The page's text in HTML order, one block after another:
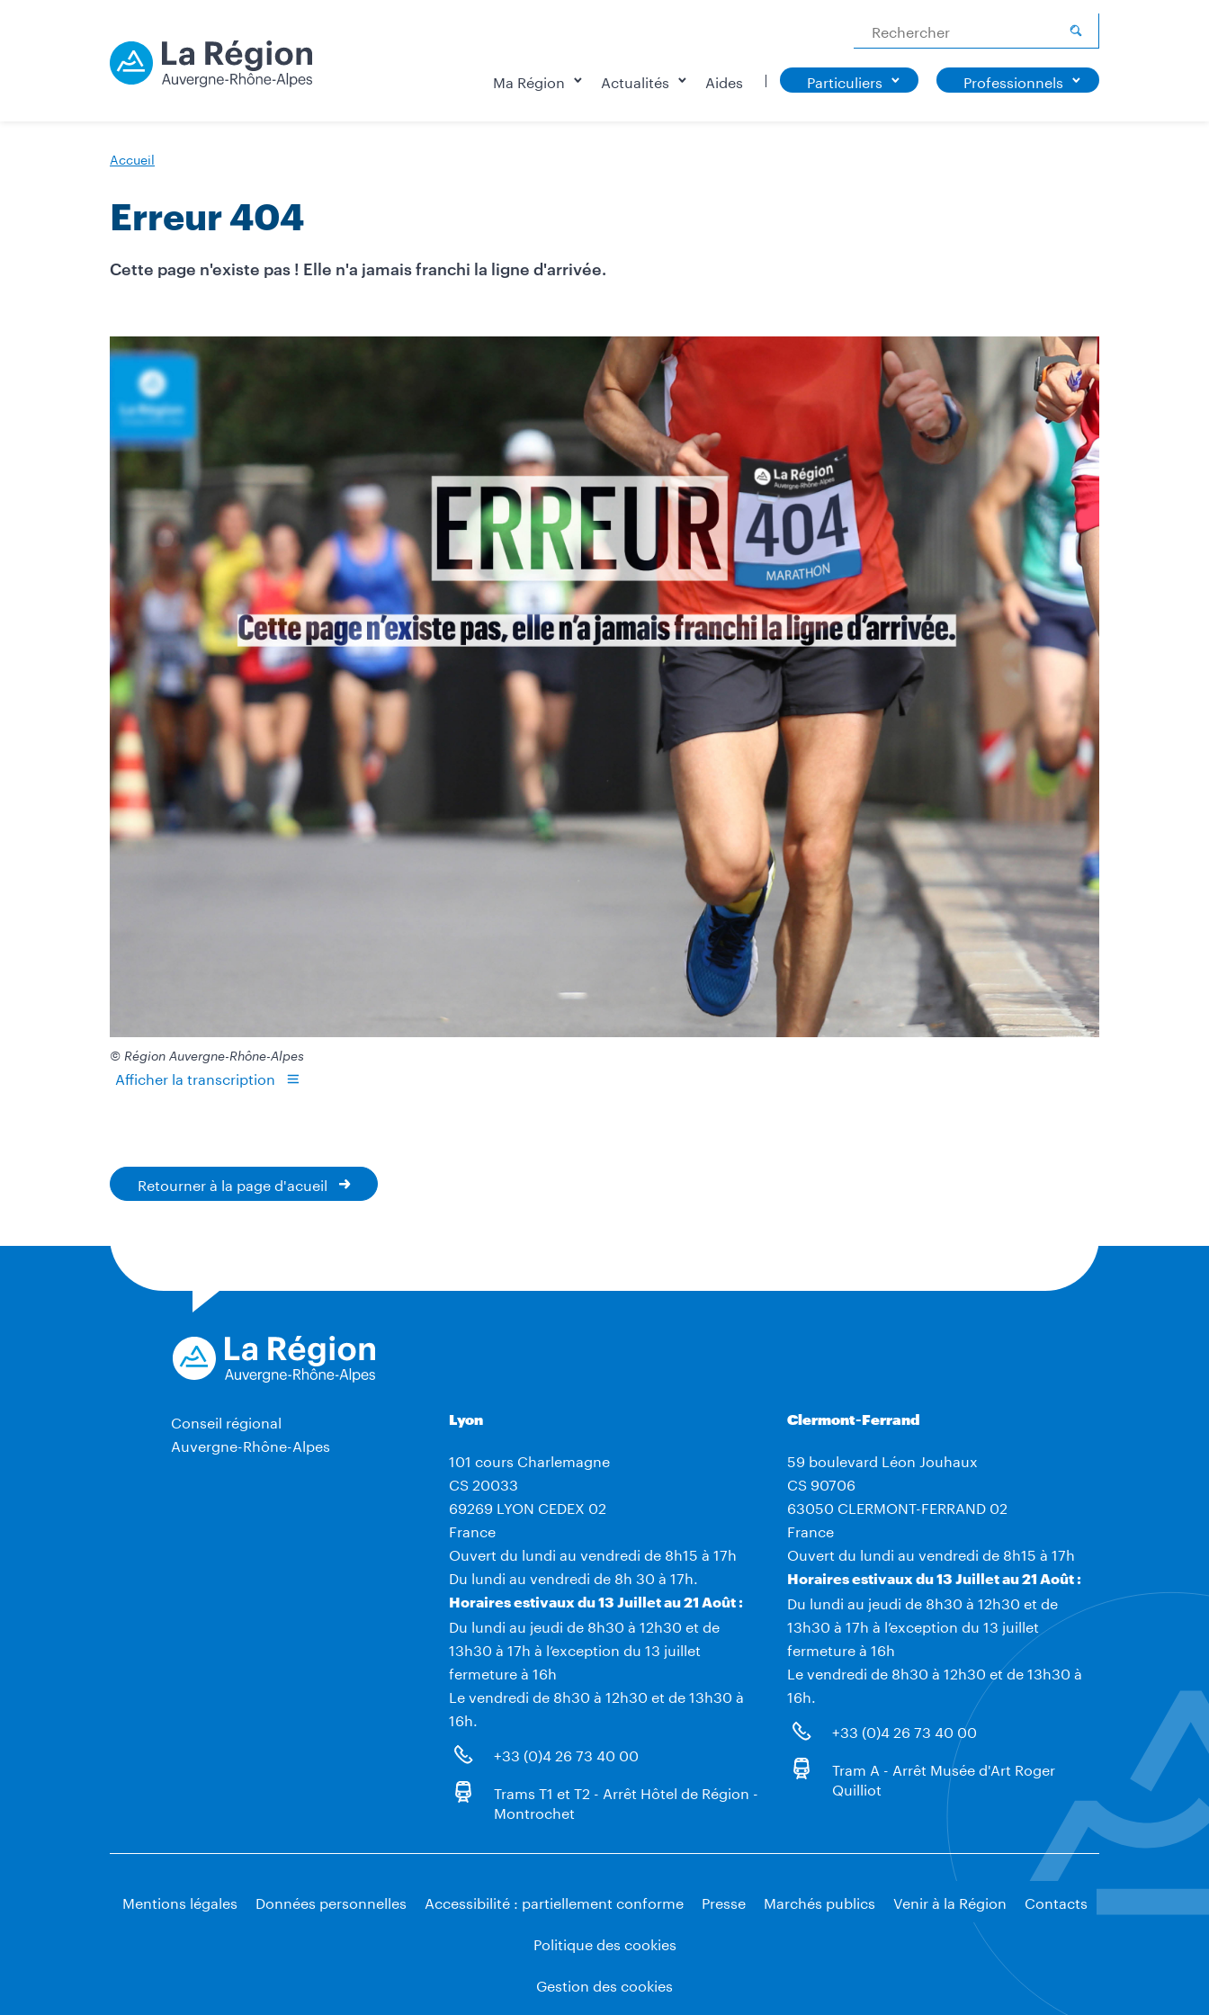
Rechercher
Ma Région Actualités Aides Particuliers Professionnels
Accueil
Erreur 404
Cette page n'existe pas ! Elle n'a jamais franchi la ligne d'arrivée.
© Région Auvergne-Rhône-Alpes
Afficher la transcription
Retourner à la page d'acueil
Conseil régional
Auvergne-Rhône-Alpes
Lyon
101 cours Charlemagne
CS 20033
69269 LYON CEDEX 02
France
Ouvert du lundi au vendredi de 8h15 à 17h
Du lundi au vendredi de 8h 30 à 17h.
Horaires estivaux du 13 Juillet au 21 Août :
Du lundi au jeudi de 8h30 à 12h30 et de
13h30 à 17h à l’exception du 13 juillet
fermeture à 16h
Le vendredi de 8h30 à 12h30 et de 13h30 à
16h.
+33 (0)4 26 73 40 00
Trams T1 et T2 - Arrêt Hôtel de Région -
Montrochet
Clermont-Ferrand
59 boulevard Léon Jouhaux
CS 90706
63050 CLERMONT-FERRAND 02
France
Ouvert du lundi au vendredi de 8h15 à 17h
Horaires estivaux du 13 Juillet au 21 Août :
Du lundi au jeudi de 8h30 à 12h30 et de
13h30 à 17h à l’exception du 13 juillet
fermeture à 16h
Le vendredi de 8h30 à 12h30 et de 13h30 à
16h.
+33 (0)4 26 73 40 00
Tram A - Arrêt Musée d'Art Roger
Quilliot
Mentions légales Données personnelles Accessibilité : partiellement conforme Presse Marchés publics Venir à la Région
Contacts
Politique des cookies
Gestion des cookies